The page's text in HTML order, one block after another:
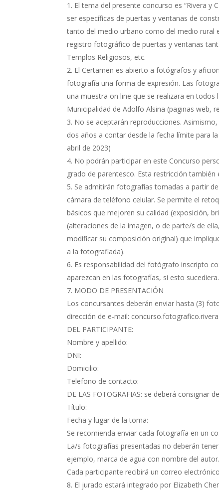
El tema del presente concurso es “Rivera y
ser específicas de puertas y ventanas de
tanto del medio urbano como del medio rural
registro fotográfico de puertas y ventanas
Templos Religiosos, etc.
El Certamen es abierto a fotógrafos y
fotografía una forma de expresión. Las
una muestra on line que se realizara en todos
Municipalidad de Adolfo Alsina (paginas web,
No se aceptarán reproducciones.
dos años a contar desde la fecha límite para
abril de 2023)
No podrán participar en este Concurso
grado de parentesco. Esta restricción
Se admitirán fotografías tomadas a partir
cámara de teléfono celular. Se permite el
básicos que mejoren su calidad (exposición,
(alteraciones de la imagen, o de parte/s de
modificar su composición original) que
a la fotografiada).
Es responsabilidad del fotógrafo inscripto
aparezcan en las fotografías, si esto sucediera.
MODO DE PRESENTACIÓN
Los concursantes deberán enviar hasta (3)
dirección de e-mail:
DEL PARTICIPANTE:
Nombre y apellido:
DNI:
Domicilio:
Telefono de contacto:
DE LAS FOTOGRAFIAS: se deberá consignar
Título:
Fecha y lugar de la toma:
Se recomienda enviar cada fotografía en un
La/s fotografías presentadas no deberán
ejemplo, marca de agua con nombre del
Cada participante recibirá un correo
El jurado estará integrado por Elizabeth